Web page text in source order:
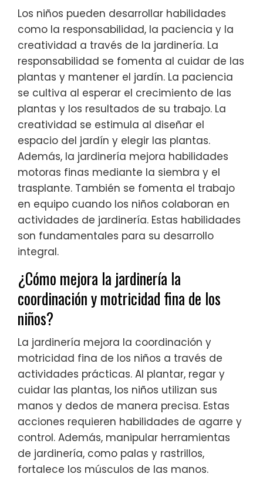
Los niños pueden desarrollar habilidades
como la responsabilidad, la paciencia y la
creatividad a través de la jardinería. La
responsabilidad se fomenta al cuidar de las
plantas y mantener el jardín. La paciencia
se cultiva al esperar el crecimiento de las
plantas y los resultados de su trabajo. La
creatividad se estimula al diseñar el
espacio del jardín y elegir las plantas.
Además, la jardinería mejora habilidades
motoras finas mediante la siembra y el
trasplante. También se fomenta el trabajo
en equipo cuando los niños colaboran en
actividades de jardinería. Estas habilidades
son fundamentales para su desarrollo
integral.
¿Cómo mejora la jardinería la
coordinación y motricidad fina de los
niños?
La jardinería mejora la coordinación y
motricidad fina de los niños a través de
actividades prácticas. Al plantar, regar y
cuidar las plantas, los niños utilizan sus
manos y dedos de manera precisa. Estas
acciones requieren habilidades de agarre y
control. Además, manipular herramientas
de jardinería, como palas y rastrillos,
fortalece los músculos de las manos.